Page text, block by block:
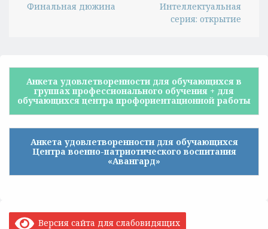
Финальная дюжина
Интеллектуальная
серия: открытие
Анкета удовлетворенности для обучающихся в
группах профессионального обучения + для
обучающихся центра профориентационной работы
Анкета удовлетворенности для обучающихся
Центра военно-патриотического воспитания
«Авангард»
Версия сайта для слабовидящих